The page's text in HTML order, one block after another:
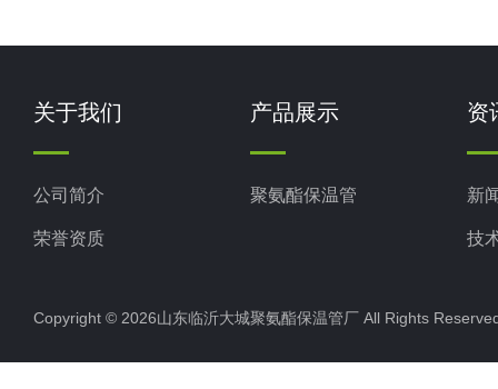
关于我们
公司简介
荣誉资质
产品展示
聚氨酯保温管
资
新
技
Copyright © 2026山东临沂大城聚氨酯保温管厂 All Rights